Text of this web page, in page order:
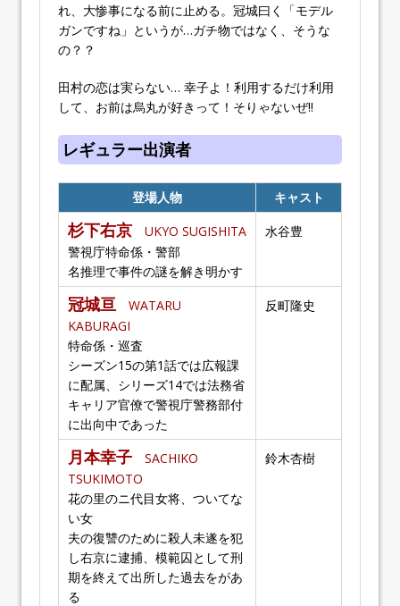
れ、大惨事になる前に止める。冠城曰く「モデル
ガンですね」というが…ガチ物ではなく、そうな
の？？
田村の恋は実らない… 幸子よ！利用するだけ利用
して、お前は烏丸が好きって！そりゃないぜ!!
レギュラー出演者
登場人物 キャスト
杉下右京 UKYO SUGISHITA
警視庁特命係・警部
名推理で事件の謎を解き明かす
水谷豊
冠城亘 WATARU
KABURAGI
特命係・巡査
シーズン15の第1話では広報課
に配属、シリーズ14では法務省
キャリア官僚で警視庁警務部付
に出向中であった
反町隆史
月本幸子 SACHIKO
TSUKIMOTO
花の里のニ代目女将、ついてな
い女
夫の復讐のために殺人未遂を犯
し右京に逮捕、模範囚として刑
期を終えて出所した過去をがあ
る
鈴木杏樹